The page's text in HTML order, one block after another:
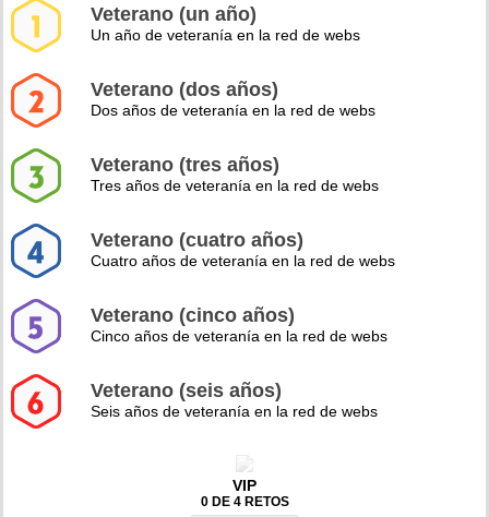
Veterano (un año)
Un año de veteranía en la red de webs
Veterano (dos años)
Dos años de veteranía en la red de webs
Veterano (tres años)
Tres años de veteranía en la red de webs
Veterano (cuatro años)
Cuatro años de veteranía en la red de webs
Veterano (cinco años)
Cinco años de veteranía en la red de webs
Veterano (seis años)
Seis años de veteranía en la red de webs
VIP
0 DE 4 RETOS